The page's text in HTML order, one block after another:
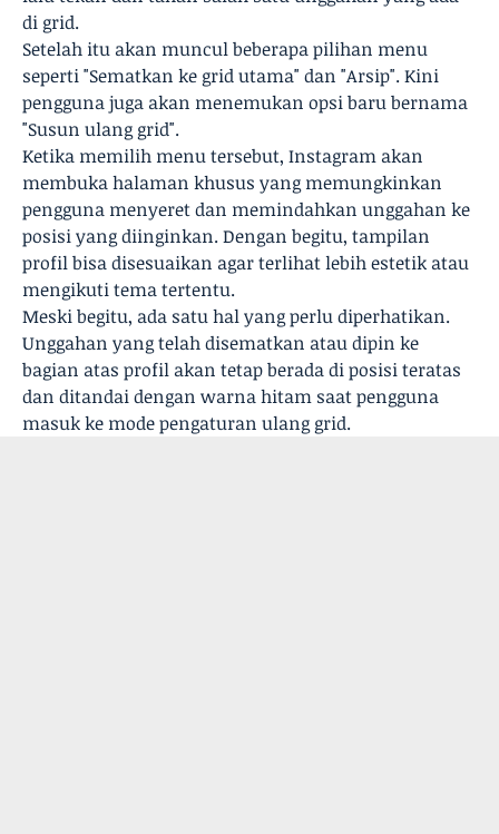
di grid.
Setelah itu akan muncul beberapa pilihan menu
seperti "Sematkan ke grid utama" dan "Arsip". Kini
pengguna juga akan menemukan opsi baru bernama
"Susun ulang grid".
Ketika memilih menu tersebut, Instagram akan
membuka halaman khusus yang memungkinkan
pengguna menyeret dan memindahkan unggahan ke
posisi yang diinginkan. Dengan begitu, tampilan
profil bisa disesuaikan agar terlihat lebih estetik atau
mengikuti tema tertentu.
Meski begitu, ada satu hal yang perlu diperhatikan.
Unggahan yang telah disematkan atau dipin ke
bagian atas profil akan tetap berada di posisi teratas
dan ditandai dengan warna hitam saat pengguna
masuk ke mode pengaturan ulang grid.